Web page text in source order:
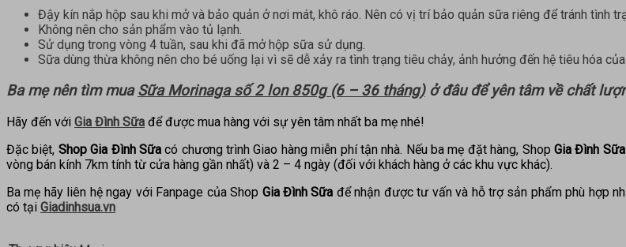
Đậy kín nắp hộp sau khi mở và bảo quản ở nơi mát, khô ráo. Nên có vị trí bảo quản sữa riêng để tránh tình
Không nên cho sản phẩm vào tủ lạnh.
Sử dụng trong vòng 4 tuần, sau khi đã mở hộp sữa sử dụng.
Sữa dùng thừa không nên cho bé uống lại vì sẽ dễ xảy ra tình trạng tiêu chảy, ảnh hưởng đến hệ tiêu hóa
Ba mẹ nên tìm muaSữa Morinaga số 2 lon 850g (6 – 36 tháng)ở đâu để yên tâm về chất
Hãy đến với Gia Đình Sữa để được mua hàng với sự yên tâm nhất ba mẹ nhé!
Đặc biệt, Shop Gia Đình Sữacó chương trình Giao hàng miễn phí tận nhà. Nếu ba mẹ đặt hàng, Shop Gia Đình Sữa
vòng bán kính 7km tính từ cửa hàng gần nhất) và 2 – 4 ngày (đối với khách hàng ở các khu vực khác).
Ba mẹ hãy liên hệ ngay với Fanpage của Shop Gia Đình Sữa để nhận được tư vấn và hỗ trợ sản phẩm phù hợp
có tại Giadinhsua.vn